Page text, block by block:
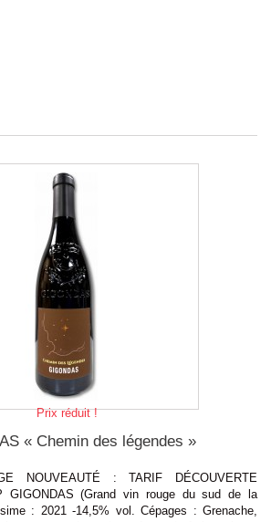
Prix réduit !
« Chemin des légendes »
: TARIF DÉCOUVERTE
GIGONDAS (Grand vin rouge du sud de la
: 2021 -14,5% vol. Cépages : Grenache,